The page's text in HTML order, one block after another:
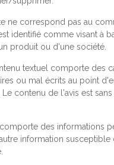
ne correspond pas au
identifié comme visant à
produit ou d'une société.
textuel comporte des
ou mal écrits au point
contenu de l'avis est
comporte des informations
information susceptible